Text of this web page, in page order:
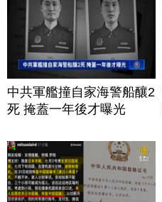
中共軍艦撞自家海警船釀2
死 掩蓋一年後才曝光